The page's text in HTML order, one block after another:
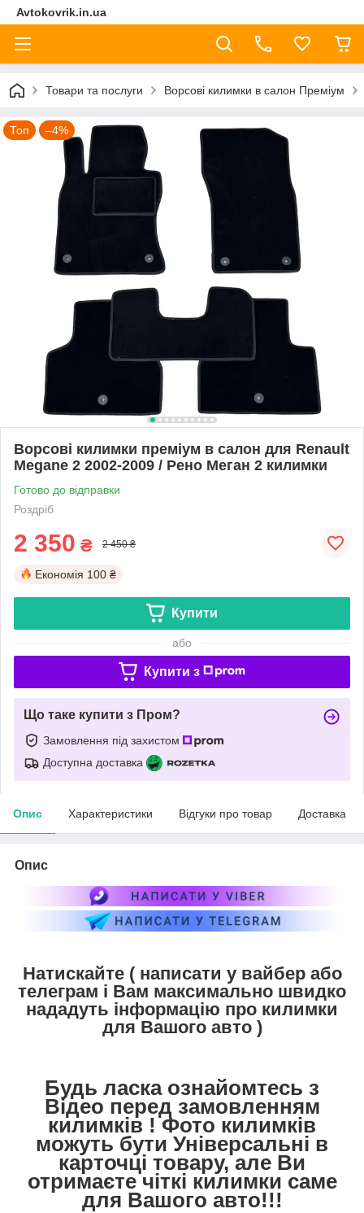
Avtokovrik.in.ua
Товари та послуги Ворсові килимки в салон Преміум
Топ –4%
Ворсові килимки преміум в салон для Renault
Megane 2 2002-2009 / Рено Меган 2 килимки
Готово до відправки
Роздріб
2 350 ₴ 2 450 ₴
Економія 100 ₴
Купити
або
Купити з
Що таке купити з Пром?
Замовлення під захистом
Доступна доставка
Опис Характеристики Відгуки про товар Доставка
Опис
Натискайте ( написати у вайбер або
телеграм і Вам максимально швидко
нададуть інформацію про килимки
для Вашого авто )
Будь ласка ознайомтесь з
Відео перед замовленням
килимків ! Фото килимків
можуть бути Універсальні в
карточці товару, але Ви
отримаєте чіткі килимки саме
для Вашого авто!!!